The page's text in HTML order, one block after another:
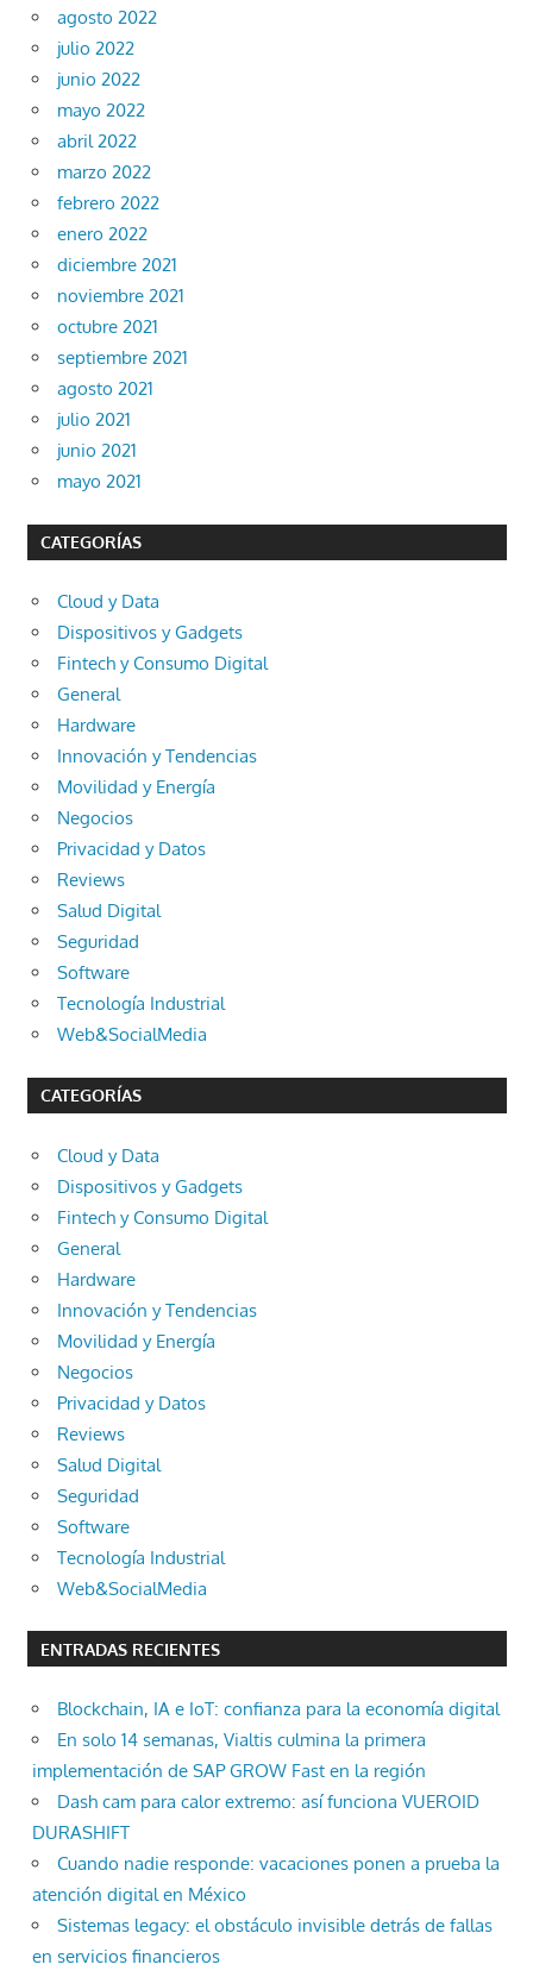
agosto 2022
julio 2022
junio 2022
mayo 2022
abril 2022
marzo 2022
febrero 2022
enero 2022
diciembre 2021
noviembre 2021
octubre 2021
septiembre 2021
agosto 2021
julio 2021
junio 2021
mayo 2021
CATEGORÍAS
Cloud y Data
Dispositivos y Gadgets
Fintech y Consumo Digital
General
Hardware
Innovación y Tendencias
Movilidad y Energía
Negocios
Privacidad y Datos
Reviews
Salud Digital
Seguridad
Software
Tecnología Industrial
Web&SocialMedia
CATEGORÍAS
Cloud y Data
Dispositivos y Gadgets
Fintech y Consumo Digital
General
Hardware
Innovación y Tendencias
Movilidad y Energía
Negocios
Privacidad y Datos
Reviews
Salud Digital
Seguridad
Software
Tecnología Industrial
Web&SocialMedia
ENTRADAS RECIENTES
Blockchain, IA e IoT: confianza para la economía digital
En solo 14 semanas, Vialtis culmina la primera
implementación de SAP GROW Fast en la región
Dash cam para calor extremo: así funciona VUEROID
DURASHIFT
Cuando nadie responde: vacaciones ponen a prueba la
atención digital en México
Sistemas legacy: el obstáculo invisible detrás de fallas
en servicios financieros